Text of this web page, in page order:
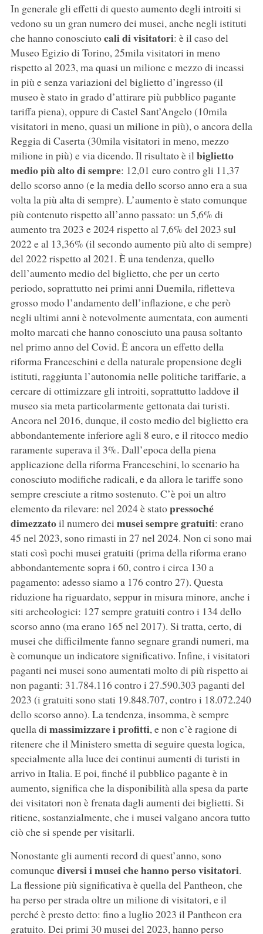
In generale gli effetti di questo aumento degli introiti si
vedono su un gran numero dei musei, anche negli istituti
che hanno conosciutocali di visitatori: è il caso del
Museo Egizio di Torino, 25mila visitatori in meno
rispetto al 2023, ma quasi un milione e mezzo di incassi
in più e senza variazioni del biglietto d’ingresso (il
museo è stato in grado d’attirare più pubblico pagante
tariffa piena), oppure di Castel Sant’Angelo (10mila
visitatori in meno, quasi un milione in più), o ancora della
Reggia di Caserta (30mila visitatori in meno, mezzo
milione in più) e via dicendo. Il risultato è ilbiglietto
medio più alto di sempre: 12,01 euro contro gli 11,37
dello scorso anno (e la media dello scorso anno era a sua
volta la più alta di sempre). L’aumento è stato comunque
più contenuto rispetto all’anno passato: un 5,6% di
aumento tra 2023 e 2024 rispetto al 7,6% del 2023 sul
2022 e al 13,36% (il secondo aumento più alto di sempre)
del 2022 rispetto al 2021. È una tendenza, quello
dell’aumento medio del biglietto, che per un certo
periodo, soprattutto nei primi anni Duemila, rifletteva
grosso modo l’andamento dell’inflazione, e che però
negli ultimi anni è notevolmente aumentata, con aumenti
molto marcati che hanno conosciuto una pausa soltanto
nel primo anno del Covid. È ancora un effetto della
riforma Franceschini e della naturale propensione degli
istituti, raggiunta l’autonomia nelle politiche tariffarie, a
cercare di ottimizzare gli introiti, soprattutto laddove il
museo sia meta particolarmente gettonata dai turisti.
Ancora nel 2016, dunque, il costo medio del biglietto era
abbondantemente inferiore agli 8 euro, e il ritocco medio
raramente superava il 3%. Dall’epoca della piena
applicazione della riforma Franceschini, lo scenario ha
conosciuto modifiche radicali, e da allora le tariffe sono
sempre cresciute a ritmo sostenuto. C’è poi un altro
elemento da rilevare: nel 2024 è statopressoché
dimezzatoil numero dei musei sempre gratuiti: erano
45 nel 2023, sono rimasti in 27 nel 2024. Non ci sono mai
stati così pochi musei gratuiti (prima della riforma erano
abbondantemente sopra i 60, contro i circa 130 a
pagamento: adesso siamo a 176 contro 27). Questa
riduzione ha riguardato, seppur in misura minore, anche i
siti archeologici: 127 sempre gratuiti contro i 134 dello
scorso anno (ma erano 165 nel 2017). Si tratta, certo, di
musei che difficilmente fanno segnare grandi numeri, ma
è comunque un indicatore significativo. Infine, i visitatori
paganti nei musei sono aumentati molto di più rispetto ai
non paganti: 31.784.116 contro i 27.590.303 paganti del
2023 (i gratuiti sono stati 19.848.707, contro i 18.072.240
dello scorso anno). La tendenza, insomma, è sempre
quella di massimizzare i profitti, e non c’è ragione di
ritenere che il Ministero smetta di seguire questa logica,
specialmente alla luce dei continui aumenti di turisti in
arrivo in Italia. E poi, finché il pubblico pagante è in
aumento, significa che la disponibilità alla spesa da parte
dei visitatori non è frenata dagli aumenti dei biglietti. Si
ritiene, sostanzialmente, che i musei valgano ancora tutto
ciò che si spende per visitarli.
Nonostante gli aumenti record di quest’anno, sono
comunquediversi i musei che hanno perso visitatori.
La flessione più significativa è quella del Pantheon, che
ha perso per strada oltre un milione di visitatori, e il
perché è presto detto: fino a luglio 2023 il Pantheon era
gratuito. Dei primi 30 musei del 2023, hanno perso